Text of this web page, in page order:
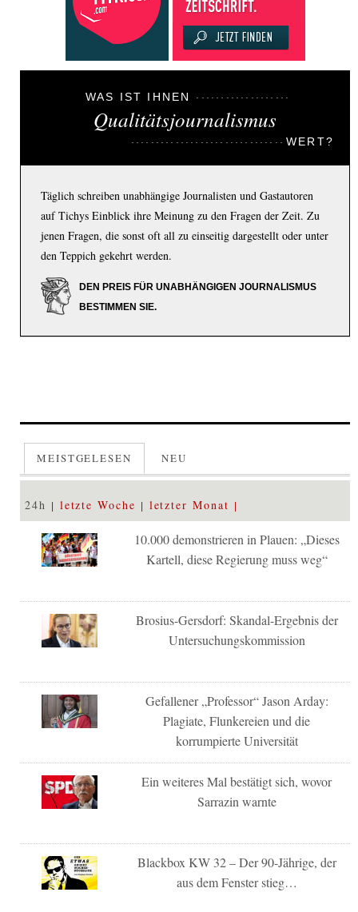
WAS IST IHNEN
Qualitätsjournalismus
WERT?
Täglich schreiben unabhängige Journalisten und Gastautoren
auf Tichys Einblick ihre Meinung zu den Fragen der Zeit. Zu
jenen Fragen, die sonst oft all zu einseitig dargestellt oder unter
den Teppich gekehrt werden.
DEN PREIS FÜR UNABHÄNGIGEN JOURNALISMUS
BESTIMMEN SIE.
MEISTGELESEN NEU
24h letzte Woche letzter Monat
10.000 demonstrieren in Plauen: „Dieses
Kartell, diese Regierung muss weg“
Brosius-Gersdorf: Skandal-Ergebnis der
Untersuchungskommission
Gefallener „Professor“ Jason Arday:
Plagiate, Flunkereien und die
korrumpierte Universität
Ein weiteres Mal bestätigt sich, wovor
Sarrazin warnte
Blackbox KW 32 – Der 90-Jährige, der
aus dem Fenster stieg…